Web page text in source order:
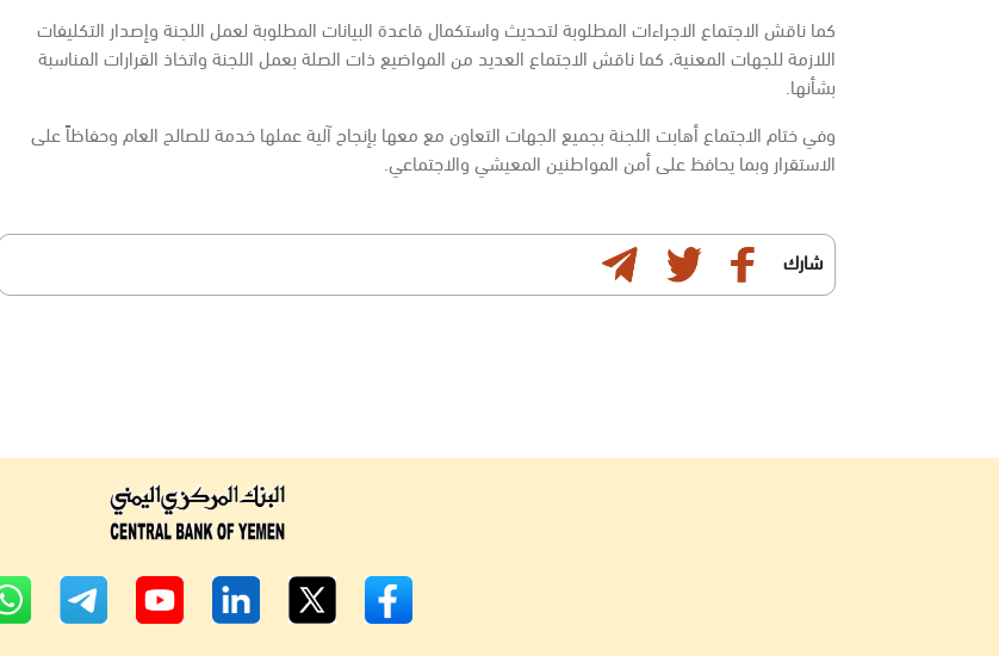
كما ناقش الاجتماع الاجراءات المطلوبة لتحديث واستكمال قاعدة البيانات المطلوبة لعمل اللجنة وإصدار التكليفات
اللازمة للجهات المعنية، كما ناقش الاجتماع العديد من المواضيع ذات الصلة بعمل اللجنة واتخاذ القرارات المناسبة
بشأنها.
وفي ختام الاجتماع أهابت اللجنة بجميع الجهات التعاون مع معها بإنجاح آلية عملها خدمة للصالح العام وحفاظاً على
الاستقرار وبما يحافظ على أمن المواطنين المعيشي والاجتماعي.
شارك